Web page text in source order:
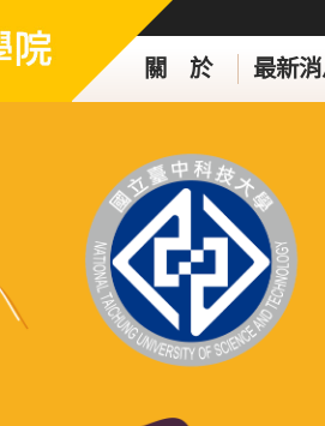
關 於 最新